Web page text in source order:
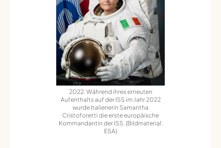
2022: Während ihres erneuten
Aufenthalts auf der ISS im Jahr 2022
wurde Italienerin Samantha
Cristoforetti die erste europäische
Kommandantin der ISS. (Bildmaterial:
ESA)